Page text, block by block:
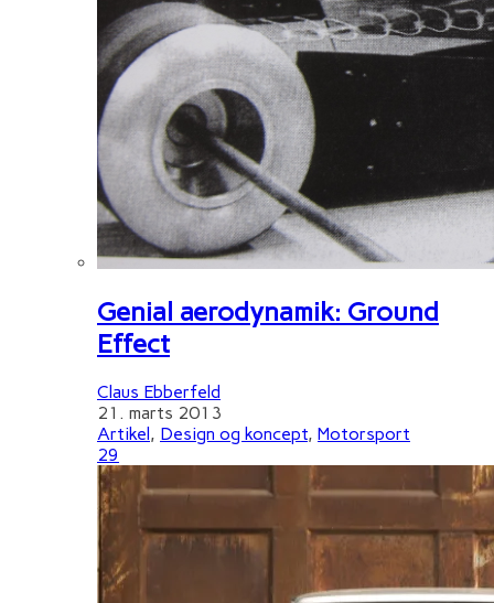
Genial aerodynamik: Ground
Effect
Claus Ebberfeld
21. marts 2013
Artikel, Design og koncept, Motorsport
29